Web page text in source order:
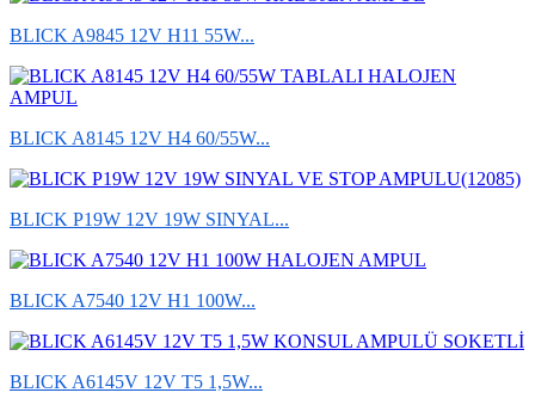
BLICK A9845 12V H11 55W...
BLICK A8145 12V H4 60/55W...
BLICK P19W 12V 19W SINYAL...
BLICK A7540 12V H1 100W...
BLICK A6145V 12V T5 1,5W...